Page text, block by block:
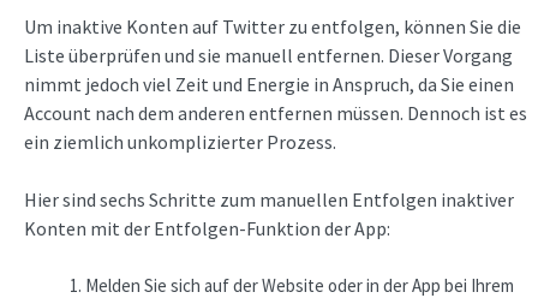
Um inaktive Konten auf Twitter zu entfolgen, können Sie die
Liste überprüfen und sie manuell entfernen. Dieser Vorgang
nimmt jedoch viel Zeit und Energie in Anspruch, da Sie einen
Account nach dem anderen entfernen müssen. Dennoch ist es
ein ziemlich unkomplizierter Prozess.
Hier sind sechs Schritte zum manuellen Entfolgen inaktiver
Konten mit der Entfolgen-Funktion der App:
Melden Sie sich auf der Website oder in der App bei Ihrem